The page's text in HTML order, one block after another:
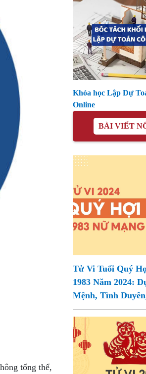
tổng thể,
Khóa học Lập Dự
Online
BÀI VIẾT
Tử Vi Tuổi Quý
1983 Năm 2024:
Mệnh, Tình